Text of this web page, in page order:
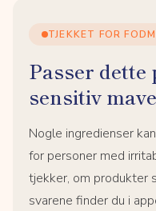
TJEKKET FOR
Passer
sensitiv
Nogle ingredienser
for personer med
tjekker, om produkter
svarene finder du i